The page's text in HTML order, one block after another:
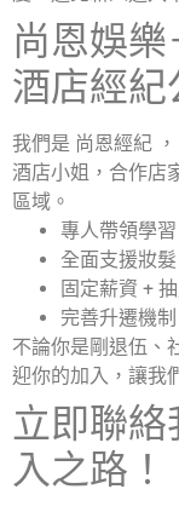
尚恩娛
酒店經紀
我們是 尚恩經紀
酒店小姐，合作店
區域。
專人帶領學
全面支援妝
固定薪資 +
完善升遷機
不論你是剛退伍、
迎你的加入，讓我
立即聯
入之路！